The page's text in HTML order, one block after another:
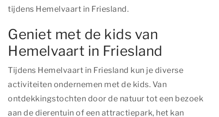
tijdens Hemelvaart in Friesland.
Geniet met de kids van
Hemelvaart in Friesland
Tijdens Hemelvaart in Friesland kun je diverse
activiteiten ondernemen met de kids. Van
ontdekkingstochten door de natuur tot een bezoek
aan de dierentuin of een attractiepark, het kan